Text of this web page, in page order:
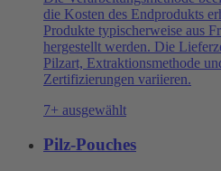
die Kosten des Endprodukts
Produkte typischerweise aus
hergestellt werden. Die
Pilzart, Extraktionsmethode
Zertifizierungen variieren.
7+ ausgewählt
Pilz-Pouches